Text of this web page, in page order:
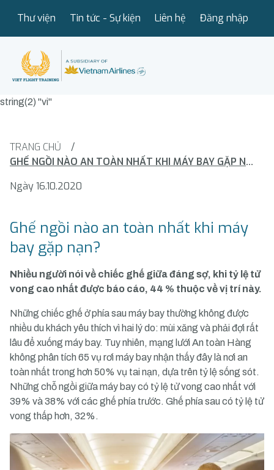
Thư viện Tin tức - Sự kiện Liên hệ Đăng nhập
string(2) "vi"
TRANG CHỦ
/
GHẾ NGỒI NÀO AN TOÀN NHẤT KHI MÁY BAY GẶP NẠN?
Ngày 16.10.2020
Ghế ngồi nào an toàn nhất khi máy
bay gặp nạn?
Nhiều người nói về chiếc ghế giữa đáng sợ, khi tỷ lệ tử
vong cao nhất được báo cáo, 44 % thuộc về vị trí này.
Những chiếc ghế ở phía sau máy bay thường không được
nhiều du khách yêu thích vì hai lý do: mùi xăng và phải đợi rất
lâu để xuống máy bay. Tuy nhiên, mạng lưới An toàn Hàng
không phân tích 65 vụ rơi máy bay nhận thấy đây là nơi an
toàn nhất trong hơn 50% vụ tai nạn, dựa trên tỷ lệ sống sót.
Những chỗ ngồi giữa máy bay có tỷ lệ tử vong cao nhất với
39% và 38% với các ghế phía trước. Ghế phía sau có tỷ lệ tử
vong thấp hơn, 32%.